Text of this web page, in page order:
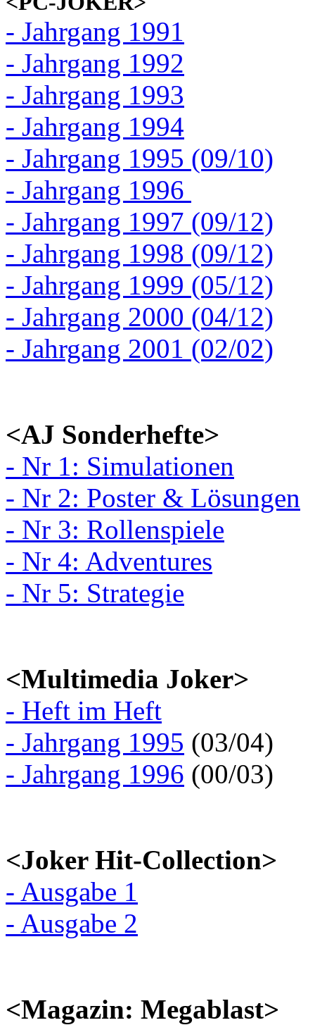
- Jahrgang 1991
- Jahrgang 1992
- Jahrgang 1993
- Jahrgang 1994
- Jahrgang 1995 (09/10)
- Jahrgang 1996
- Jahrgang 1997 (09/12)
- Jahrgang 1998 (09/12)
- Jahrgang 1999 (05/12)
- Jahrgang 2000 (04/12)
- Jahrgang 2001 (02/02)
<AJ Sonderhefte>
- Nr 1: Simulationen
- Nr 2: Poster & Lösungen
- Nr 3: Rollenspiele
- Nr 4: Adventures
- Nr 5: Strategie
<Multimedia Joker>
- Heft im Heft
- Jahrgang 1995 (03/04)
- Jahrgang 1996 (00/03)
<Joker Hit-Collection>
- Ausgabe 1
- Ausgabe 2
<Magazin: Megablast>